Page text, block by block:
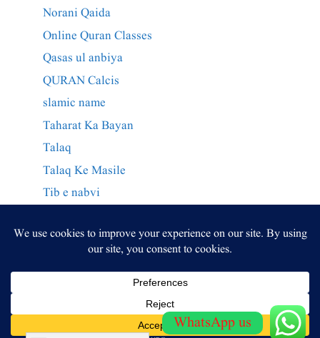
Norani Qaida
Online Quran Classes
Qasas ul anbiya
QURAN Calcis
slamic name
Taharat Ka Bayan
Talaq
Talaq Ke Masile
Tib e nabvi
وراثت کے احکام
© 2026 Molana Masood Nqb• Built withGeneratePress
WhatsApp us